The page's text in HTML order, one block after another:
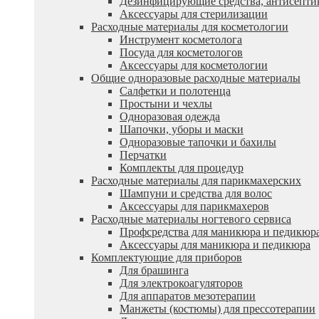
Аксессуары для стерилизации
Расходные материалы для косметологии
Инструмент косметолога
Посуда для косметологов
Аксессуары для косметологии
Общие одноразовые расходные материалы
Салфетки и полотенца
Простыни и чехлы
Одноразовая одежда
Шапочки, уборы и маски
Одноразовые тапочки и бахилы
Перчатки
Комплекты для процедур
Расходные материалы для парикмахерских
Шампуни и средства для волос
Аксессуары для парикмахеров
Расходные материалы ногтевого сервиса
Профсредства для маникюра и
Аксессуары для маникюра и педикюра
Комплектующие для приборов
Для брашинга
Для электрокоагуляторов
Для аппаратов мезотерапии
Манжеты (костюмы) для прессотерапии